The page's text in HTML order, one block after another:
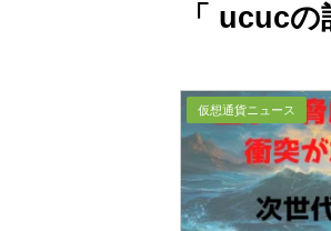
「 ucuc
仮想通貨ニュース